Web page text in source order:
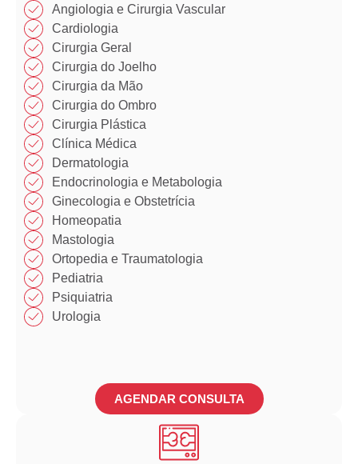
Angiologia e Cirurgia Vascular
Cardiologia
Cirurgia Geral
Cirurgia do Joelho
Cirurgia da Mão​
Cirurgia do Ombro​​
Cirurgia Plástica​​
Clínica Médica​​
Dermatologia
Endocrinologia e Metabologia​
Ginecologia e Obstetrícia
Homeopatia​
Mastologia​
Ortopedia e Traumatologia​
Pediatria
Psiquiatria
Urologia
AGENDAR CONSULTA